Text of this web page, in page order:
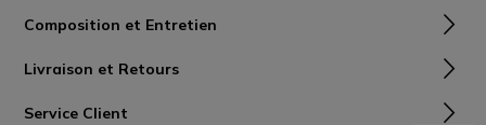
Composition et Entretien
Livraison et Retours
Service Client